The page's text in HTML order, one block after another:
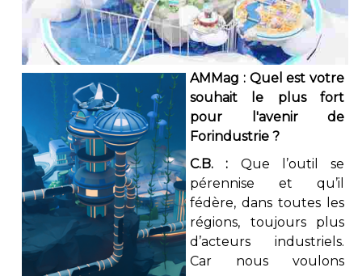
AMMag : Quel est votre
souhait le plus fort
pour l'avenir de
Forindustrie ?
C.B. : Que l’outil se
pérennise et qu’il
fédère, dans toutes les
régions, toujours plus
d’acteurs industriels.
Car nous voulons